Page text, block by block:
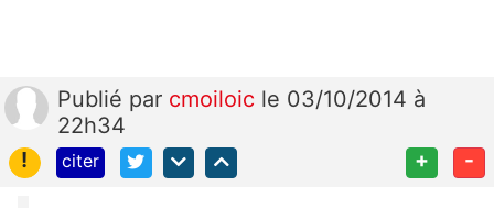
Publié par cmoiloic le 03/10/2014 à
22h34
!
citer + -